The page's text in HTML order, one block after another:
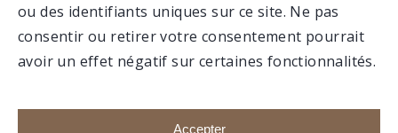
ou des identifiants uniques sur ce site. Ne pas
consentir ou retirer votre consentement pourrait
avoir un effet négatif sur certaines fonctionnalités.
Accepter
Faire un don Portail membre